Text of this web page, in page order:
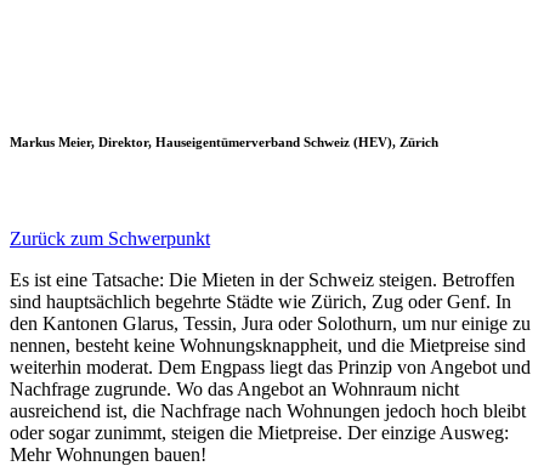
Markus Meier, Direktor, Hauseigentümerverband Schweiz (HEV), Zürich
Zurück zum Schwerpunkt
Es ist eine Tatsache: Die Mieten in der Schweiz steigen. Betroffen
sind hauptsächlich begehrte Städte wie Zürich, Zug oder Genf. In
den Kantonen Glarus, Tessin, Jura oder Solothurn, um nur einige zu
nennen, besteht keine Wohnungsknappheit, und die Mietpreise sind
weiterhin moderat. Dem Engpass liegt das Prinzip von Angebot und
Nachfrage zugrunde. Wo das Angebot an Wohnraum nicht
ausreichend ist, die Nachfrage nach Wohnungen jedoch hoch bleibt
oder sogar zunimmt, steigen die Mietpreise. Der einzige Ausweg:
Mehr Wohnungen bauen!